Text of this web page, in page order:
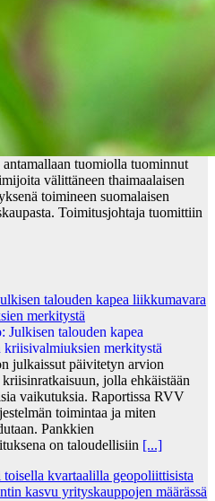
tuomiolla tuominnut
välittäneen thaimaalaisen
toimineen suomalaisen
Toimitusjohtaja tuomittiin
talouden kapea liikkumavara
merkitystä
julkaissut päivitetyn arvion
jolla ehkäistään
vaikutuksia. Raportissa RVV
toimintaa ja miten
Pankkien
on taloudellisiin [...]
kvartaalilla geopoliittisista
kasvu yrityskauppojen määrässä